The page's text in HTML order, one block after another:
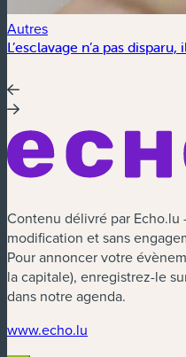
Autres
L’esclavage n’a pas
Contenu délivré par Echo.lu
modification et sans
Pour annoncer votre
la capitale), enregistrez-le
dans notre agenda.
www.echo.lu